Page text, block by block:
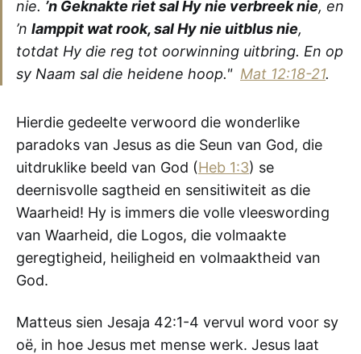
nie. ’n Geknakte riet sal Hy nie verbreek nie, en
’n lamppit wat rook, sal Hy nie uitblus nie,
totdat Hy die reg tot oorwinning uitbring. En op
sy Naam sal die heidene hoop." Mat 12:18-21.
Hierdie gedeelte verwoord die wonderlike
paradoks van Jesus as die Seun van God, die
uitdruklike beeld van God (Heb 1:3) se
deernisvolle sagtheid en sensitiwiteit as die
Waarheid! Hy is immers die volle vleeswording
van Waarheid, die Logos, die volmaakte
geregtigheid, heiligheid en volmaaktheid van
God.
Matteus sien Jesaja 42:1-4 vervul word voor sy
oë, in hoe Jesus met mense werk. Jesus laat